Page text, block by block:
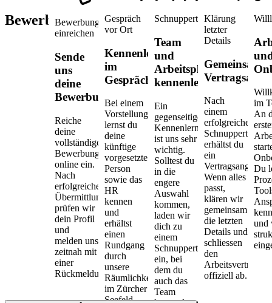
Bewerbungsprozess
Bewerbung
einreichen
Sende
uns
deine
Bewerbung
Reiche
deine
vollständigen
Bewerbungsunterlagen
online ein.
Nach
erfolgreicher
Übermittlung
prüfen wir
dein Profil
und
melden uns
zeitnah mit
einer
Rückmeldung.
Gespräch
vor Ort
Kennenlernen
im
Gespräch
Bei einem
Vorstellungsgespräch
lernst du
deine
künftige
vorgesetzte
Person
sowie das
HR
kennen
und
erhältst
einen
Rundgang
durch
unsere
Räumlichkeiten
im Zürcher
Seefeld.
Schnuppertag
Team
und
Arbeitsplatz
kennenlernen
Ein
gegenseitiges
Kennenlernen
ist uns sehr
wichtig.
Solltest du
in die
engere
Auswahl
kommen,
laden wir
dich zu
einem
Schnuppertag
ein, bei
dem du
auch das
Team
Klärung
letzter
Details
Gemeinsamer
Nach
einem
erfolgreichen
Schnuppertag
erhältst du
ein
Vertragsangebot.
Wenn alles
passt,
klären wir
gemeinsam
die letzten
Details und
schliessen
den
Arbeitsvertrag
offiziell ab.
im
An
Du
und